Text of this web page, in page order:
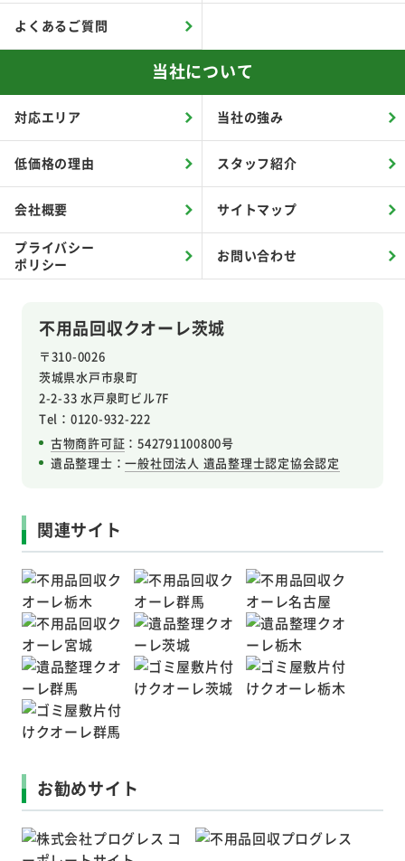
不用品回収クオーレ茨城
〒310-0026
茨城県水戸市泉町
2-2-33 水戸泉町ビル7F
Tel：0120-932-222
古物商許可証 ：542791100800号
遺品整理士：一般社団法人 遺品整理士認定協会認定
よくあるご質問
当社について
対応エリア 当社の強み
低価格の理由 スタッフ紹介
会社概要 サイトマップ
プライバシー
ポリシー
お問い合わせ
関連サイト
お勧めサイト